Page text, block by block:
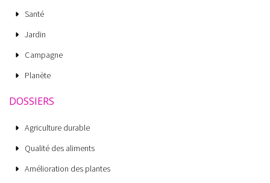
Santé
Jardin
Campagne
Planète
DOSSIERS
Agriculture durable
Qualité des aliments
Amélioration des plantes